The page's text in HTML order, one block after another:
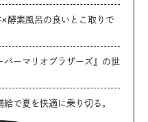
酵素風呂の良いとこ取りで
パーマリオブラザーズ』の世
で夏を快適に乗り切る。